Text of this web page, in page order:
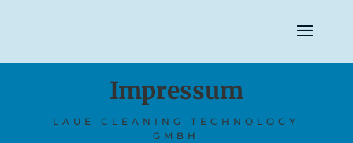
Impressum
LAUE CLEANING TECHNOLOGY
GMBH